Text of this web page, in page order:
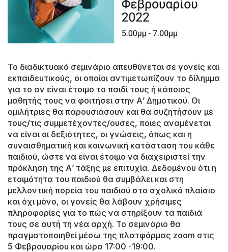
Το διαδικτυακό σεμινάριο απευθύνεται σε γονείς και
εκπαιδευτικούς, οι οποίοι αντιμετωπίζουν το δίλημμα
για το αν είναι έτοιμο το παιδί τους ή κάποιος
μαθητής τους να φοιτήσει στην Α’ Δημοτικού. Οι
ομιλήτριες θα παρουσιάσουν και θα συζητήσουν με
τους/τις συμμετέχοντες/ουσες, ποιες αναμένεται
να είναι οι δεξιότητες, οι γνώσεις, όπως και η
συναισθηματική και κοινωνική κατάσταση του κάθε
παιδιού, ώστε να είναι έτοιμο να διαχειριστεί την
πρόκληση της Α’ τάξης με επιτυχία. Δεδομένου ότι η
ετοιμότητα του παιδιού θα συμβάλει και στη
μελλοντική πορεία του παιδιού στο σχολικό πλαίσιο
και όχι μόνο, οι γονείς θα λάβουν χρήσιμες
πληροφορίες για το πώς να στηρίξουν τα παιδιά
τους σε αυτή τη νέα αρχή. Το σεμινάριο θα
πραγματοποιηθεί μέσω της πλατφόρμας zoom στις
5 Φεβρουαρίου και ώρα 17:00 -19:00.